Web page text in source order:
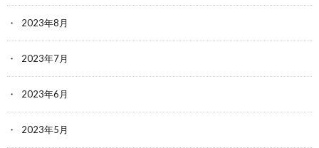
2023年8月
2023年7月
2023年6月
2023年5月